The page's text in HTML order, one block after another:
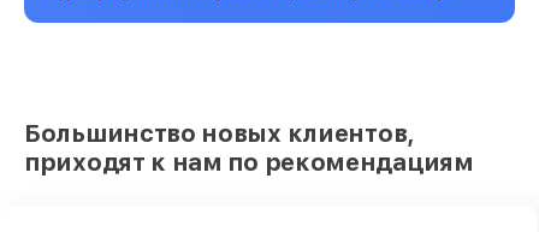
Большинство новых клиентов,
приходят к нам по рекомендациям